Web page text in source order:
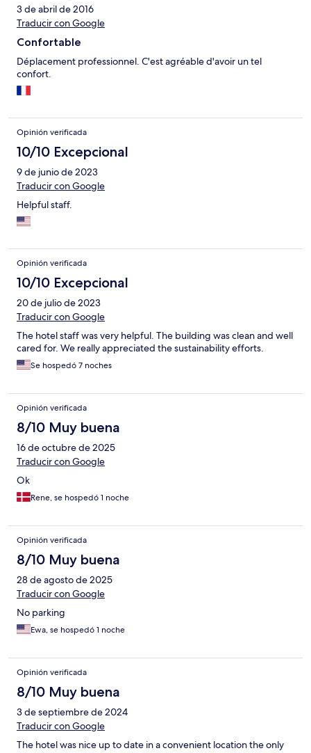
3 de abril de 2016
Traducir con Google
Confortable
Déplacement professionnel. C'est agréable d'avoir un tel
confort.
Opinión verificada
10/10 Excepcional
9 de junio de 2023
Traducir con Google
Helpful staff.
Opinión verificada
10/10 Excepcional
20 de julio de 2023
Traducir con Google
The hotel staff was very helpful. The building was clean and well
cared for. We really appreciated the sustainability efforts.
Se hospedó 7 noches
Opinión verificada
8/10 Muy buena
16 de octubre de 2025
Traducir con Google
Ok
Rene, se hospedó 1 noche
Opinión verificada
8/10 Muy buena
28 de agosto de 2025
Traducir con Google
No parking
Ewa, se hospedó 1 noche
Opinión verificada
8/10 Muy buena
3 de septiembre de 2024
Traducir con Google
The hotel was nice up to date in a convenient location the only